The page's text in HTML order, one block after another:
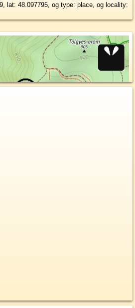
lat: 48.097795, og type: place, og locality: